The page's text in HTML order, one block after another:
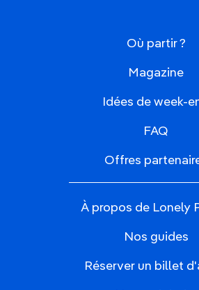
Où partir ?
Magazine
Idées de week-
FAQ
Offres
À propos de Lonely
Nos guides
Réserver un billet